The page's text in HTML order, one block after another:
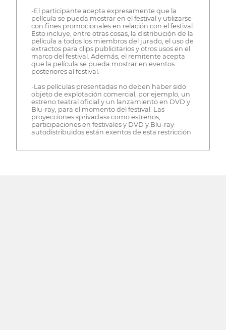
-El participante acepta expresamente que la
película se pueda mostrar en el festival y utilizarse
con fines promocionales en relación con el festival.
Esto incluye, entre otras cosas, la distribución de la
película a todos los miembros del jurado, el uso de
extractos para clips publicitarios y otros usos en el
marco del festival. Además, el remitente acepta
que la película se pueda mostrar en eventos
posteriores al festival.
-Las películas presentadas no deben haber sido
objeto de explotación comercial, por ejemplo, un
estreno teatral oficial y un lanzamiento en DVD y
Blu-ray, para el momento del festival. Las
proyecciones «privadas» como estrenos,
participaciones en festivales y DVD y Blu-ray
autodistribuidos están exentos de esta restricción